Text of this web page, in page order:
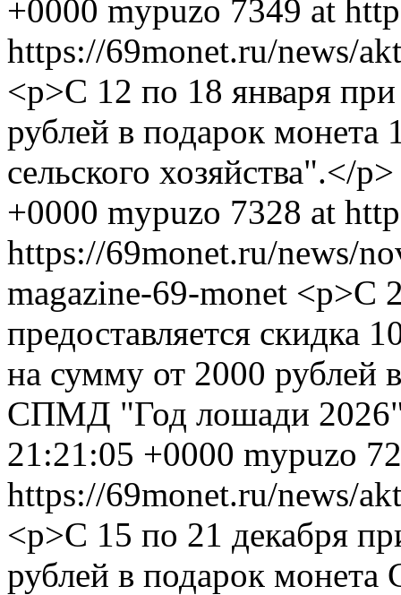
+0000 mypuzo 7349 at
https://69monet.ru/news/
<p>С 12 по 18 января
рублей в подарок монета
сельского хозяйства".</
+0000 mypuzo 7328 at
https://69monet.ru/news/
magazine-69-monet <p>С
предоставляется скидка
на сумму от 2000 рублей
СПМД "Год лошади
21:21:05 +0000 mypuzo
https://69monet.ru/news/
<p>С 15 по 21 декабря
рублей в подарок